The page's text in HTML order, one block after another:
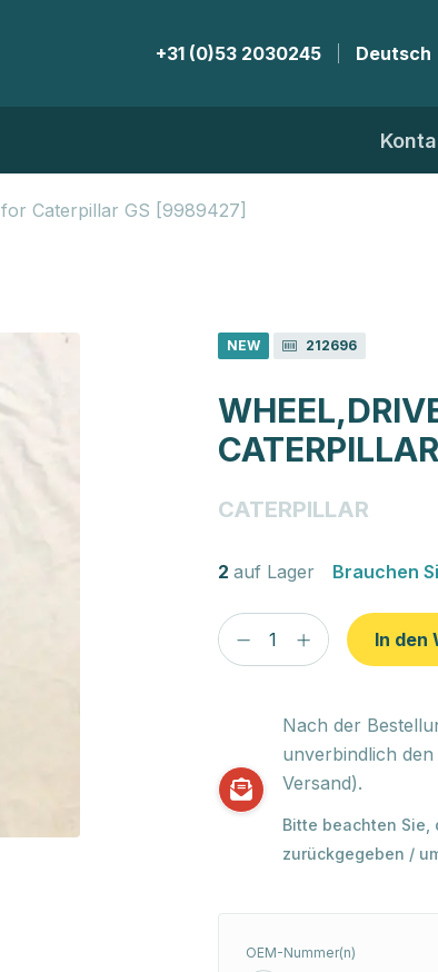
+31 (0)53 2030245 | Deutsch
Caterpillar GS [9989427]
NEW 212696
CATERPILLAR
2 auf Lager Brauchen
In den
Nach der
unverbindlich
Versand).
Bitte beachten
zurückgegeben /
OEM-Nummer(n)